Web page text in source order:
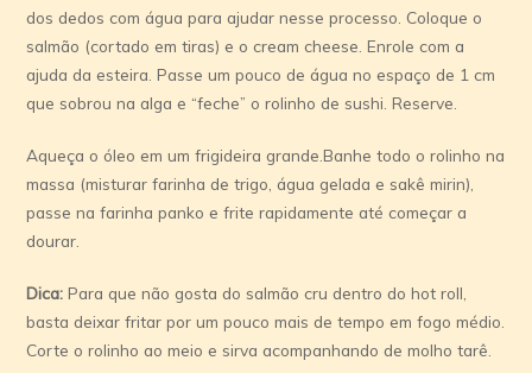
dos dedos com água para ajudar nesse processo. Coloque o
salmão (cortado em tiras) e o cream cheese. Enrole com a
ajuda da esteira. Passe um pouco de água no espaço de 1 cm
que sobrou na alga e “feche” o rolinho de sushi. Reserve.
Aqueça o óleo em um frigideira grande.Banhe todo o rolinho na
massa (misturar farinha de trigo, água gelada e sakê mirin),
passe na farinha panko e frite rapidamente até começar a
dourar.
Dica: Para que não gosta do salmão cru dentro do hot roll,
basta deixar fritar por um pouco mais de tempo em fogo médio.
Corte o rolinho ao meio e sirva acompanhando de molho tarê.